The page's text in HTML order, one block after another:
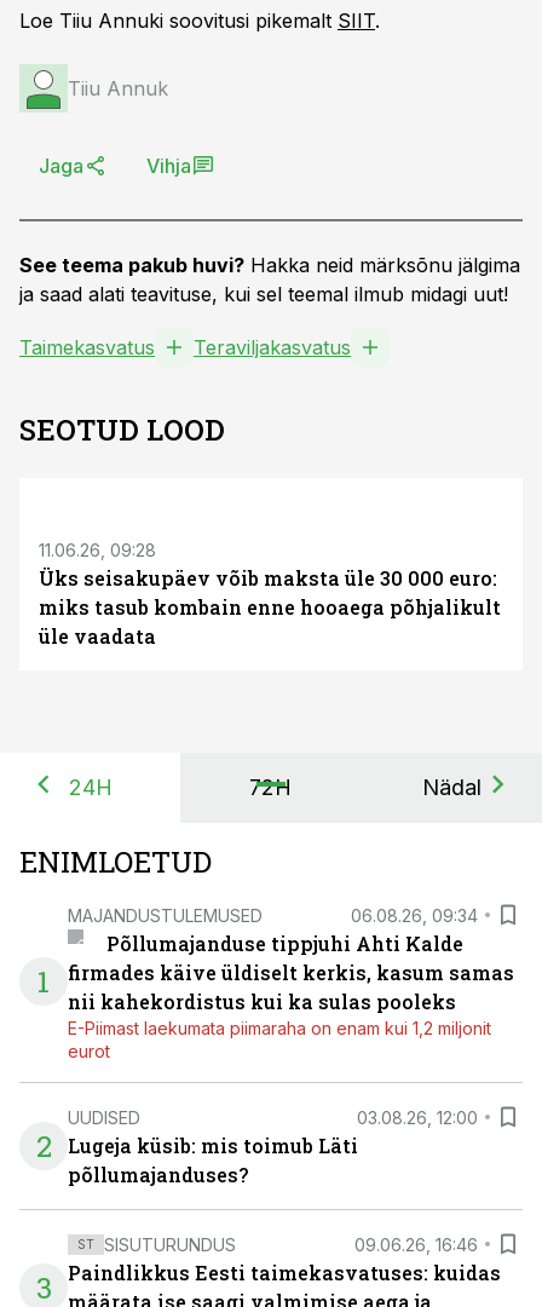
Loe Tiiu Annuki soovitusi pikemalt SIIT.
Tiiu Annuk
Jaga Vihja
See teema pakub huvi? Hakka neid märksõnu jälgima
ja saad alati teavituse, kui sel teemal ilmub midagi uut!
Taimekasvatus Teraviljakasvatus
SEOTUD LOOD
11.06.26, 09:28
Üks seisakupäev võib maksta üle 30 000 euro:
miks tasub kombain enne hooaega põhjalikult
üle vaadata
24H 72H Nädal
ENIMLOETUD
1
MAJANDUSTULEMUSED 06.08.26, 09:34
Põllumajanduse tippjuhi Ahti Kalde
firmades käive üldiselt kerkis, kasum samas
nii kahekordistus kui ka sulas pooleks
E-Piimast laekumata piimaraha on enam kui 1,2 miljonit
eurot
2
UUDISED 03.08.26, 12:00
Lugeja küsib: mis toimub Läti
põllumajanduses?
3
ST SISUTURUNDUS 09.06.26, 16:46
Paindlikkus Eesti taimekasvatuses: kuidas
määrata ise saagi valmimise aega ja